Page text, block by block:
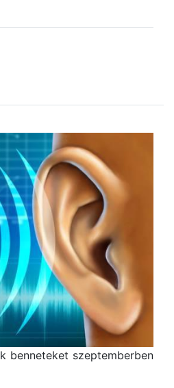
benneteket szeptemberben